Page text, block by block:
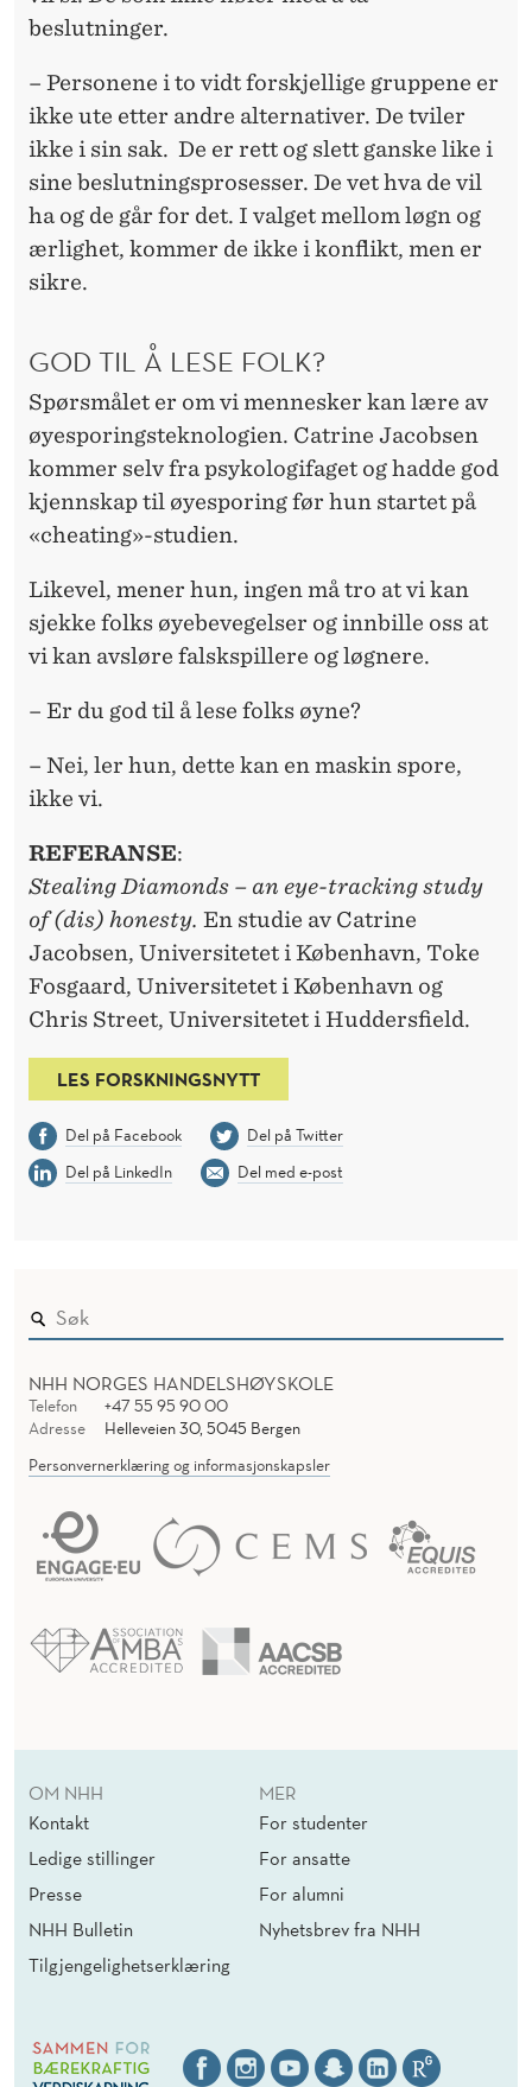
beslutninger.
– Personene i to vidt forskjellige gruppene er
ikke ute etter andre alternativer. De tviler
ikke i sin sak. De er rett og slett ganske like i
sine beslutningsprosesser. De vet hva de vil
ha og de går for det. I valget mellom løgn og
ærlighet, kommer de ikke i konflikt, men er
sikre.
GOD TIL Å LESE FOLK?
Spørsmålet er om vi mennesker kan lære av
øyesporingsteknologien. Catrine Jacobsen
kommer selv fra psykologifaget og hadde god
kjennskap til øyesporing før hun startet på
«cheating»-studien.
Likevel, mener hun, ingen må tro at vi kan
sjekke folks øyebevegelser og innbille oss at
vi kan avsløre falskspillere og løgnere.
– Er du god til å lese folks øyne?
– Nei, ler hun, dette kan en maskin spore,
ikke vi.
REFERANSE:
Stealing Diamonds – an eye-tracking study
of (dis) honesty. En studie av Catrine
Jacobsen, Universitetet i København, Toke
Fosgaard, Universitetet i København og
Chris Street, Universitetet i Huddersfield.
LES FORSKNINGSNYTT
Del på Facebook
Del på Twitter
Del på LinkedIn
Del med e-post
NHH NORGES HANDELSHØYSKOLE
Telefon
+47 55 95 90 00
Adresse
Helleveien 30, 5045 Bergen
Personvernerklæring og informasjonskapsler
OM NHH
Kontakt
Ledige stillinger
Presse
NHH Bulletin
Tilgjengelighetserklæring
MER
For studenter
For ansatte
For alumni
Nyhetsbrev fra NHH